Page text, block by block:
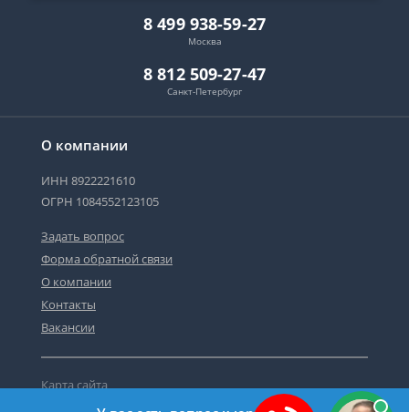
О компании
ИНН 8922221610
ОГРН 1084552123105
Задать вопрос
Форма обратной связи
О компании
Контакты
Вакансии
Карта сайта
Политика персональных данных
8 499 938-59-27
Москва
8 812 509-27-47
Санкт-Петербург